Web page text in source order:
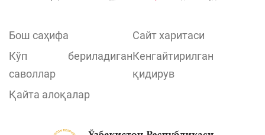
Бош саҳифа
Сайт харитаси
Кўп бериладиган
саволлар
Кенгайтирилган
қидирув
Қайта алоқалар